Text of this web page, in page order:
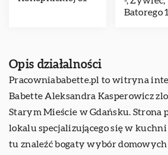
Batorego
Opis działalności
Pracowniababette.pl to witryna
Babette Aleksandra Kasperowicz
Starym Mieście w Gdańsku. Strona
lokalu specjalizującego się w
tu znaleźć bogaty wybór